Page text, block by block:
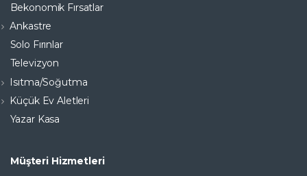
Bekonomik Fırsatlar
Ankastre
Solo Fırınlar
Televizyon
Isıtma/Soğutma
Küçük Ev Aletleri
Yazar Kasa
Müşteri Hizmetleri